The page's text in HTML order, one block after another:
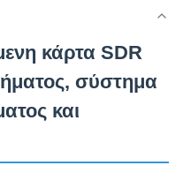
κάρτα SDR
σύστημα
και